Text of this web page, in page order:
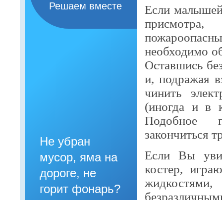
Решаем вместе
Не убран
мусор, яма на
дороге, не
горит фонарь?
Если малышей
необходимо
Оставшись
и, подражая
чинить
(иногда и в
Подобное
закончиться
Если Вы
костер,